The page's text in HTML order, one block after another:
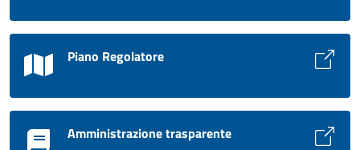
Piano Regolatore
Amministrazione trasparente